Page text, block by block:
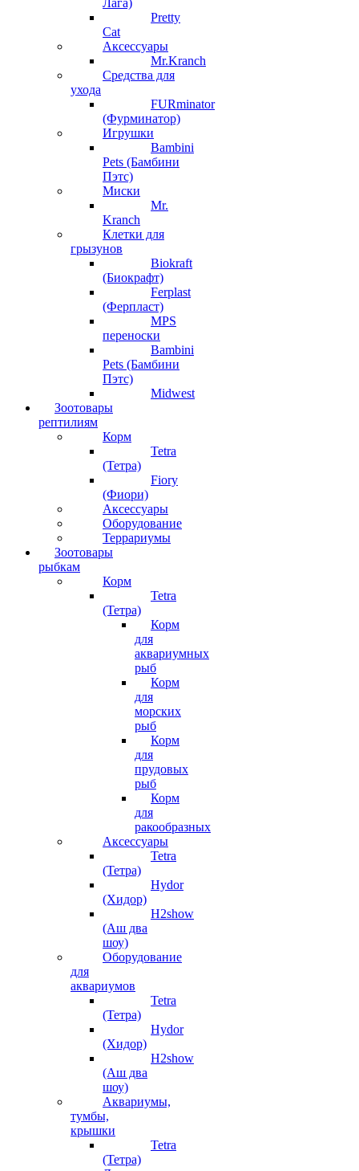
Лага)
Pretty
Cat
Аксессуары
Mr.Kranch
Средства для
ухода
FURminator
(Фурминатор)
Игрушки
Bambini
Pets (Бамбини
Пэтс)
Миски
Mr.
Kranch
Клетки для
грызунов
Biokraft
(Биокрафт)
Ferplast
(Ферпласт)
MPS
переноски
Bambini
Pets (Бамбини
Пэтс)
Midwest
Зоотовары
рептилиям
Корм
Tetra
(Тетра)
Fiory
(Фиори)
Аксессуары
Оборудование
Террариумы
Зоотовары
рыбкам
Корм
Tetra
(Тетра)
Корм
для
аквариумных
рыб
Корм
для
морских
рыб
Корм
для
прудовых
рыб
Корм
для
ракообразных
Аксессуары
Tetra
(Тетра)
Hydor
(Хидор)
H2show
(Аш два
шоу)
Оборудование
для
аквариумов
Tetra
(Тетра)
Hydor
(Хидор)
H2show
(Аш два
шоу)
Аквариумы,
тумбы,
крышки
Tetra
(Тетра)